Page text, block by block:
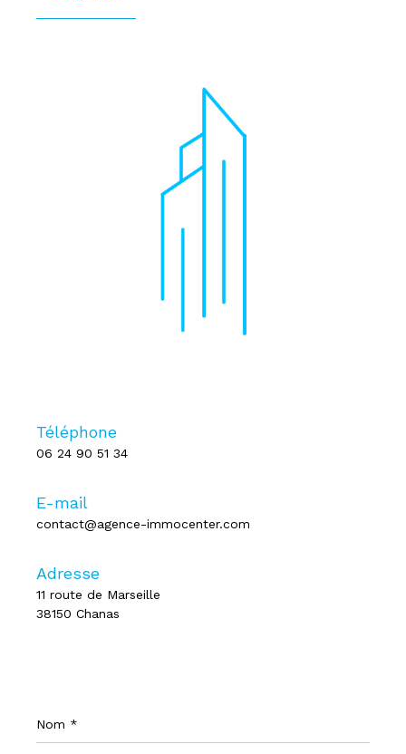
Téléphone
06 24 90 51 34
E-mail
contact@agence-immocenter.com
Adresse
11 route de Marseille
38150 Chanas
*